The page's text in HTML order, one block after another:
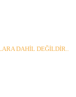
DAHİL DEĞİLDİR..